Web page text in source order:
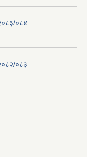
०८४
०८३